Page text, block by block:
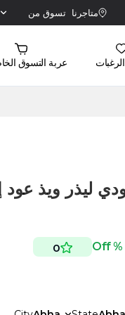
متاجرنا تسوق من
عربة التسوق
ليذر ويذ عود
0